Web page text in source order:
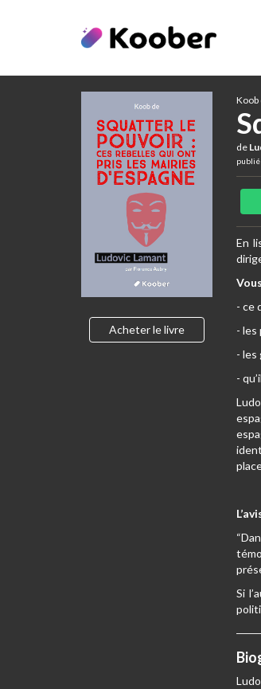
Acheter le livre
Koob
de
En
- ce
- les
- les
-
Si